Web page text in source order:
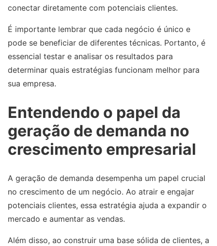
conectar diretamente com potenciais clientes.
É importante lembrar que cada negócio é único e
pode se beneficiar de diferentes técnicas. Portanto, é
essencial testar e analisar os resultados para
determinar quais estratégias funcionam melhor para
sua empresa.
Entendendo o papel da
geração de demanda no
crescimento empresarial
A geração de demanda desempenha um papel crucial
no crescimento de um negócio. Ao atrair e engajar
potenciais clientes, essa estratégia ajuda a expandir o
mercado e aumentar as vendas.
Além disso, ao construir uma base sólida de clientes, a